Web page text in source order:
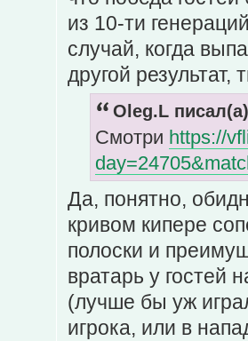
из 10-ти
случай, когда
другой результат,
Oleg.L
Смотри https://
Да, понятно,
кривом кипере
полоски и
вратарь у гостей
(лучше бы уж
игрока, или в